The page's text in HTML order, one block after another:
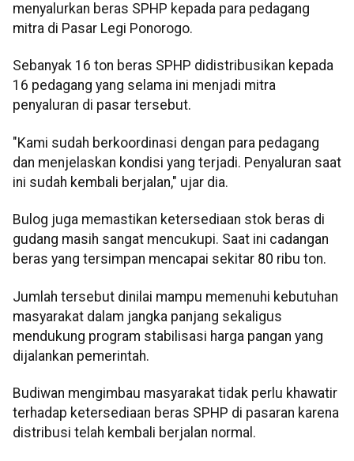
menyalurkan beras SPHP kepada para pedagang
mitra di Pasar Legi Ponorogo.
Sebanyak 16 ton beras SPHP didistribusikan kepada
16 pedagang yang selama ini menjadi mitra
penyaluran di pasar tersebut.
"Kami sudah berkoordinasi dengan para pedagang
dan menjelaskan kondisi yang terjadi. Penyaluran saat
ini sudah kembali berjalan," ujar dia.
Bulog juga memastikan ketersediaan stok beras di
gudang masih sangat mencukupi. Saat ini cadangan
beras yang tersimpan mencapai sekitar 80 ribu ton.
Jumlah tersebut dinilai mampu memenuhi kebutuhan
masyarakat dalam jangka panjang sekaligus
mendukung program stabilisasi harga pangan yang
dijalankan pemerintah.
Budiwan mengimbau masyarakat tidak perlu khawatir
terhadap ketersediaan beras SPHP di pasaran karena
distribusi telah kembali berjalan normal.